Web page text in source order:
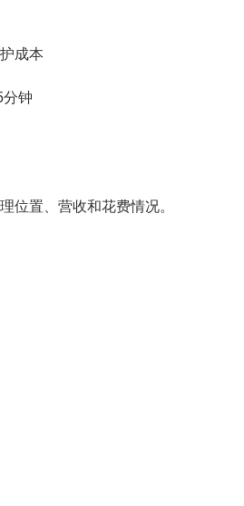
成本
钟
位置、营收和花费情况。